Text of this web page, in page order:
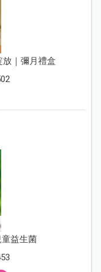
放｜彌月禮盒
童益生菌